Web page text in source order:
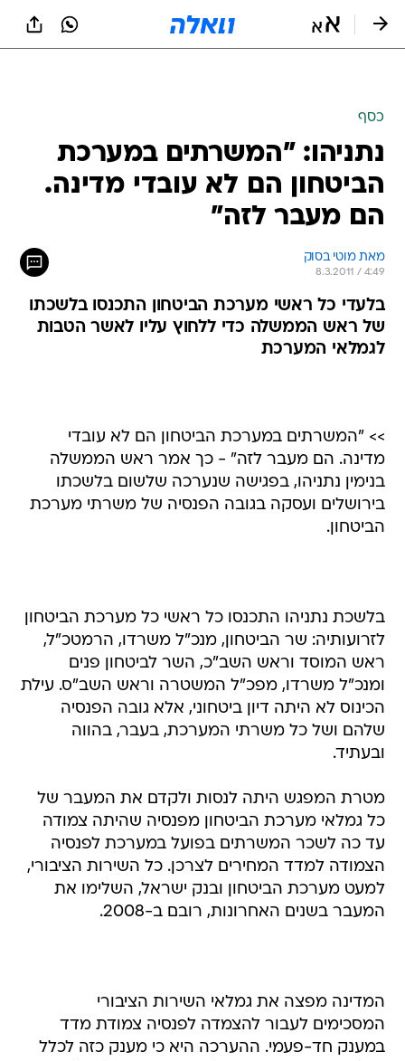
כסף
נתניהו: "המשרתים במערכת
הביטחון הם לא עובדי מדינה.
הם מעבר לזה"
מאת מוטי בסוק
8.3.2011 / 4:49
בלעדי כל ראשי מערכת הביטחון התכנסו בלשכתו
של ראש הממשלה כדי ללחוץ עליו לאשר הטבות
לגמלאי המערכת
>> "המשרתים במערכת הביטחון הם לא עובדי
מדינה. הם מעבר לזה" - כך אמר ראש הממשלה
בנימין נתניהו, בפגישה שנערכה שלשום בלשכתו
בירושלים ועסקה בגובה הפנסיה של משרתי מערכת
הביטחון.
בלשכת נתניהו התכנסו כל ראשי כל מערכת הביטחון
לזרועותיה: שר הביטחון, מנכ"ל משרדו, הרמטכ"ל,
ראש המוסד וראש השב"כ, השר לביטחון פנים
ומנכ"ל משרדו, מפכ"ל המשטרה וראש השב"ס. עילת
הכינוס לא היתה דיון ביטחוני, אלא גובה הפנסיה
שלהם ושל כל משרתי המערכת, בעבר, בהווה
ובעתיד.
מטרת המפגש היתה לנסות ולקדם את המעבר של
כל גמלאי מערכת הביטחון מפנסיה שהיתה צמודה
עד כה לשכר המשרתים בפועל במערכת לפנסיה
הצמודה למדד המחירים לצרכן. כל השירות הציבורי,
למעט מערכת הביטחון ובנק ישראל, השלימו את
המעבר בשנים האחרונות, רובם ב-2008.
המדינה מפצה את גמלאי השירות הציבורי
המסכימים לעבור להצמדה לפנסיה צמודת מדד
במענק חד-פעמי. ההערכה היא כי מענק כזה לכלל